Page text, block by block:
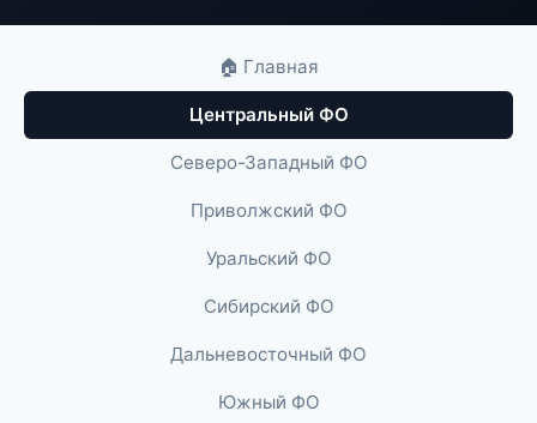
🏠 Главная
Центральный ФО
Северо-Западный ФО
Приволжский ФО
Уральский ФО
Сибирский ФО
Дальневосточный ФО
Южный ФО